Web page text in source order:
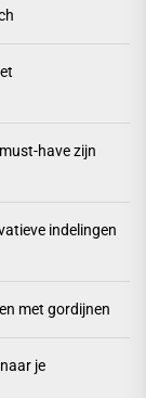
have zijn
indelingen
met gordijnen
je